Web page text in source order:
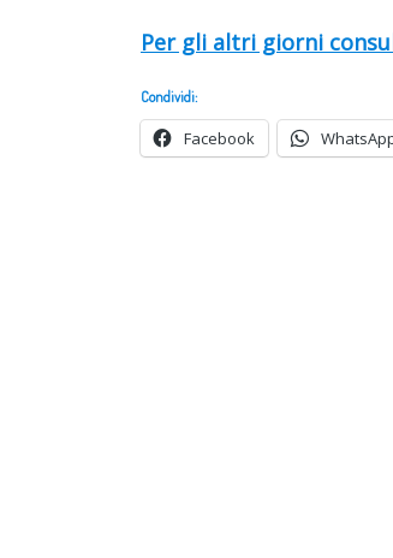
Per gli altri giorni
Condividi:
Facebook